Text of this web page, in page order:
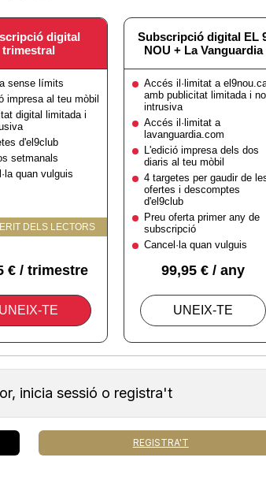
inicia sessió o registra't
REGISTRA'T